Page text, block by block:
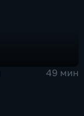
49 мин